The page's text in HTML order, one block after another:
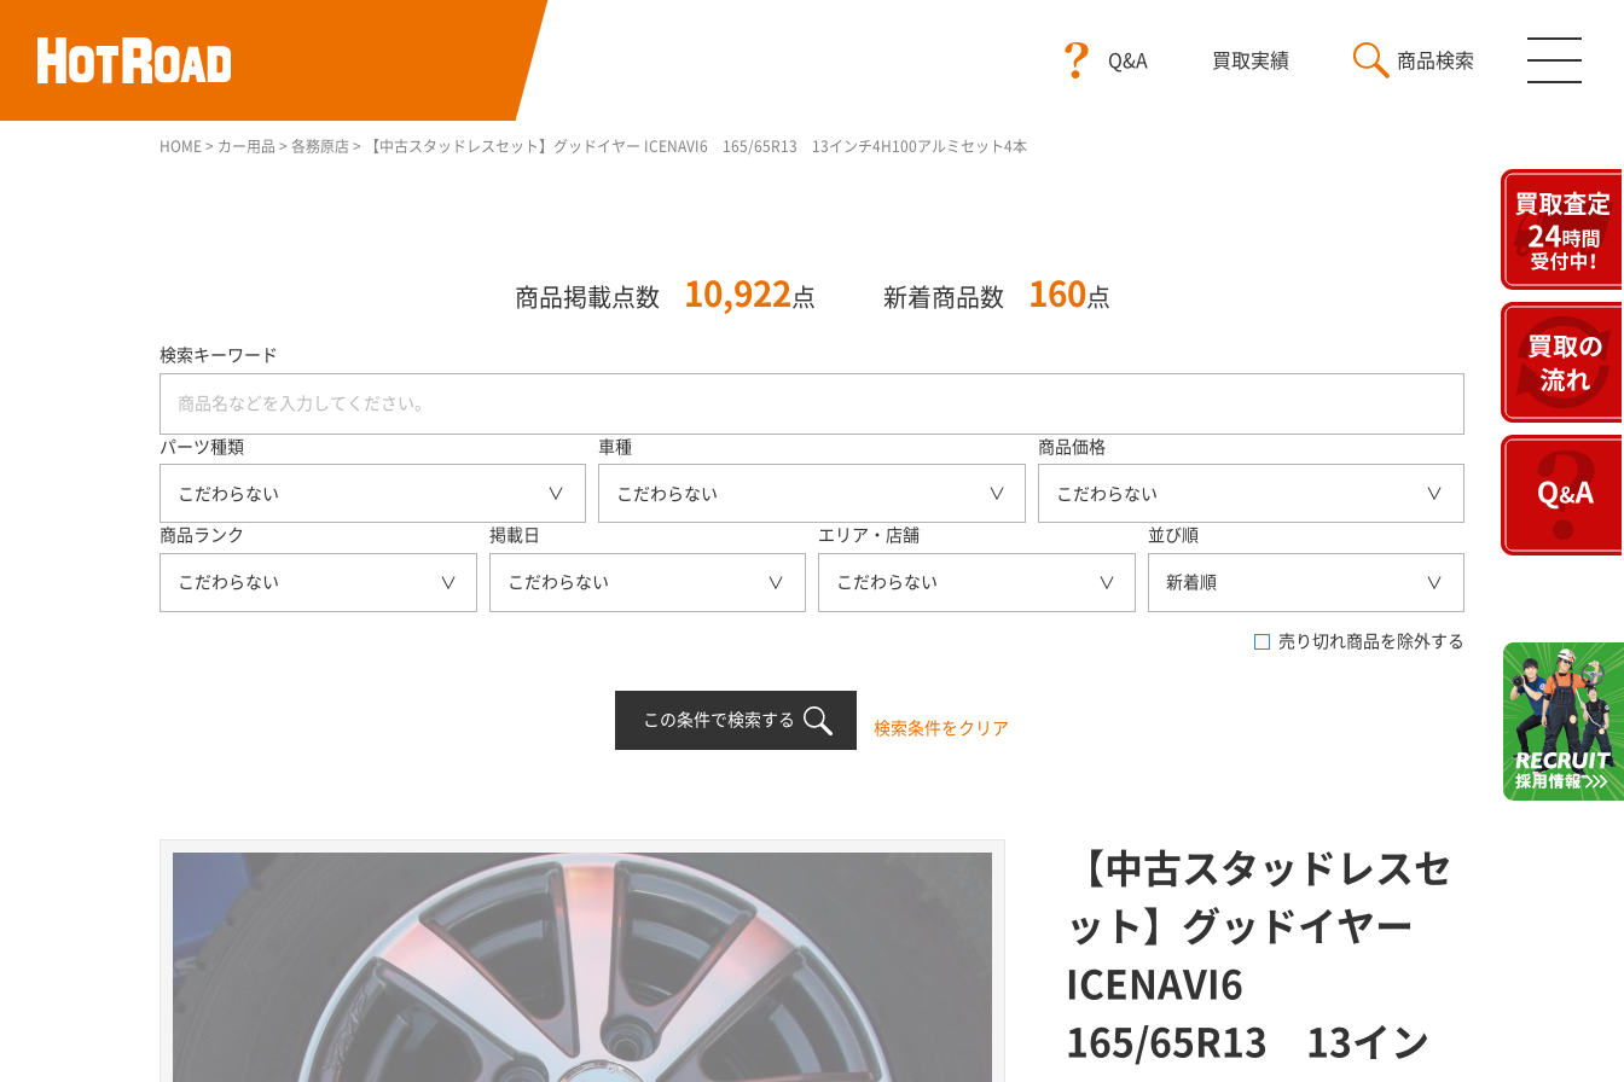
Q&A 買取実績 商品検索
HOME > カー用品 > 各務原店 > 【中古スタッドレスセット】グッドイヤー ICENAVI6 165/65R13 13インチ4H100アルミセット4本
商品掲載点数 10,922 点 新着商品数 160点
検索キーワード
パーツ種類
こだわらない
車種
こだわらない
商品価格
こだわらない
商品ランク
こだわらない
掲載日
こだわらない
エリア・店舗
こだわらない
並び順
新着順
売り切れ商品を除外する
この条件で検索する 検索条件をクリア
【中古スタッドレスセ
ット】グッドイヤー
ICENAVI6
165/65R13 13イン